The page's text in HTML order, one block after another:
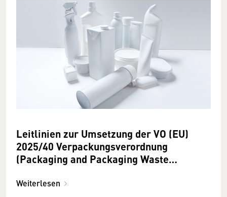
Leitlinien zur Umsetzung der VO (EU)
2025/40 Verpackungsverordnung
(Packaging and Packaging Waste
Weiterlesen